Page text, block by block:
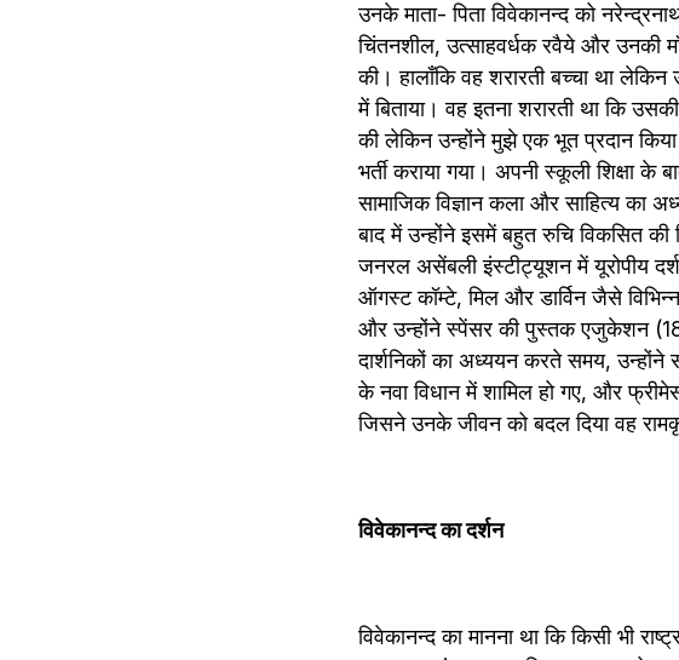
उनके माता- पिता विवेकानन्द को
चिंतनशील, उत्साहवर्धक रवैये और उनकी
की। हालाँकि वह शरारती बच्चा था
में बिताया। वह इतना शरारती था कि
की लेकिन उन्होंने मुझे एक भूत प्रदान
भर्ती कराया गया। अपनी स्कूली शिक्षा के
सामाजिक विज्ञान कला और साहित्य का
बाद में उन्होंने इसमें बहुत रुचि विकसित
जनरल असेंबली इंस्टीट्यूशन में यूरोपीय
ऑगस्ट कॉम्टे, मिल और डार्विन जैसे
और उन्होंने स्पेंसर की पुस्तक एजुकेशन
दार्शनिकों का अध्ययन करते समय,
के नवा विधान में शामिल हो गए, और
जिसने उनके जीवन को बदल दिया वह
विवेकानन्द का दर्शन
विवेकानन्द का मानना ​​था कि किसी भी